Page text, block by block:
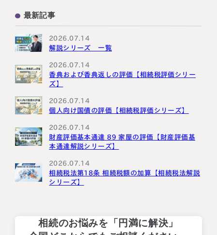
国外転出時課税
最新記事
2026.07.14
解説シリーズ 一覧
2026.07.14
香典および香典返しの評価【相続税評価シリー
ズ】
2026.07.14
個人向け国債の評価【相続税評価シリーズ】
2026.07.14
財産評価基本通達 89 家屋の評価【財産評価基
本通達解説シリーズ】
2026.07.14
相続税法第18条 相続税額の加算【相続税法解説
シリーズ】
相続のお悩みを「円満に解決」